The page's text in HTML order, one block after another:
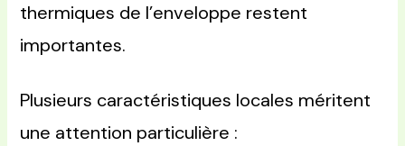
thermiques de l’enveloppe restent
importantes.
Plusieurs caractéristiques locales méritent
une attention particulière :